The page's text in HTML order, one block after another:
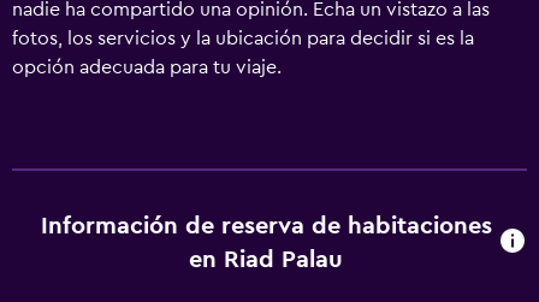
nadie ha compartido una opinión. Echa un vistazo a las
fotos, los servicios y la ubicación para decidir si es la
opción adecuada para tu viaje.
Información de reserva de habitaciones
en Riad Palau